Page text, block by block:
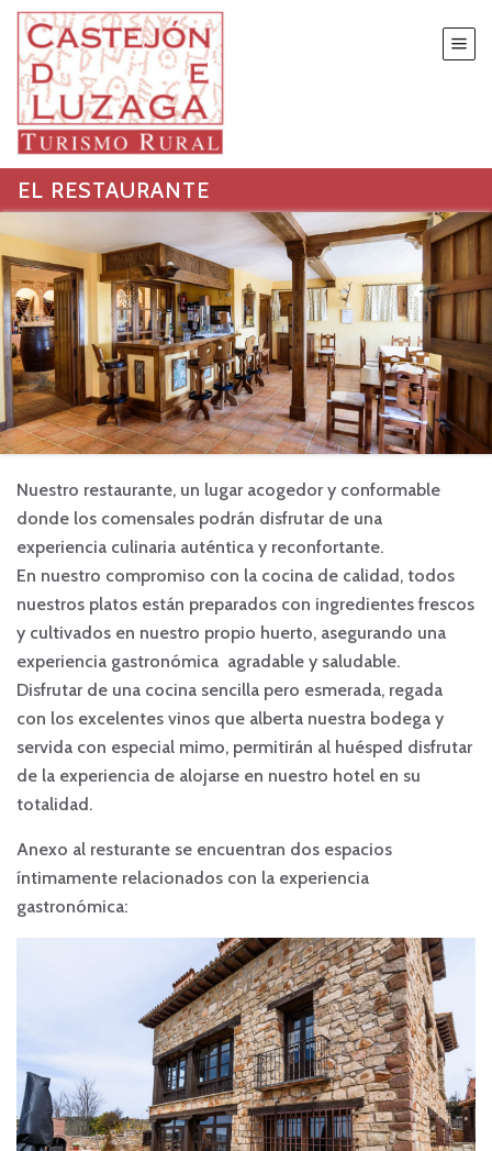
EL RESTAURANTE
Nuestro restaurante, un lugar acogedor y conformable
donde los comensales podrán disfrutar de una
experiencia culinaria auténtica y reconfortante.
En nuestro compromiso con la cocina de calidad, todos
nuestros platos están preparados con ingredientes frescos
y cultivados en nuestro propio huerto, asegurando una
experiencia gastronómica agradable y saludable.
Disfrutar de una cocina sencilla pero esmerada, regada
con los excelentes vinos que alberta nuestra bodega y
servida con especial mimo, permitirán al huésped disfrutar
de la experiencia de alojarse en nuestro hotel en su
totalidad.
Anexo al resturante se encuentran dos espacios
íntimamente relacionados con la experiencia
gastronómica: